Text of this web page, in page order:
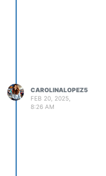
CAROLINALOPEZ5
FEB 20, 2025,
8:26 AM